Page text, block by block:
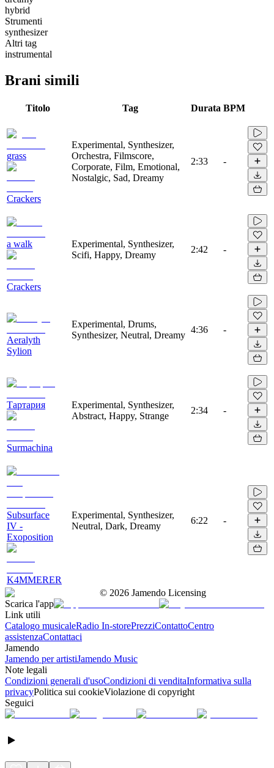
hybrid
Strumenti
synthesizer
Altri tag
instrumental
Brani simili
Titolo Tag Durata BPM
grass
Crackers
Experimental, Synthesizer,
Orchestra, Filmscore,
Corporate, Film, Emotional,
Nostalgic, Sad, Dreamy
2:33 -
a walk
Crackers
Experimental, Synthesizer,
Scifi, Happy, Dreamy
2:42 -
Aeralyth
Sylion
Experimental, Drums,
Synthesizer, Neutral, Dreamy
4:36 -
Тартария
Surmachina
Experimental, Synthesizer,
Abstract, Happy, Strange
2:34 -
Subsurface
IV -
Exoposition
K4MMERER
Experimental, Synthesizer,
Neutral, Dark, Dreamy
6:22 -
© 2026 Jamendo Licensing
Scarica l'app
Link utili
Catalogo musicaleRadio In-storePrezziContattoCentro
assistenzaContattaci
Jamendo
Jamendo per artistiJamendo Music
Note legali
Condizioni generali d'usoCondizioni di venditaInformativa sulla
privacyPolitica sui cookieViolazione di copyright
Seguici